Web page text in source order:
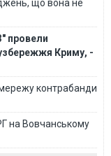
що вона не
провели
Криму, -
мережу контрабанди
на Вовчанському